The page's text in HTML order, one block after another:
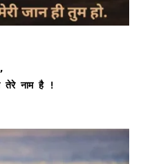
तेरे नाम है !